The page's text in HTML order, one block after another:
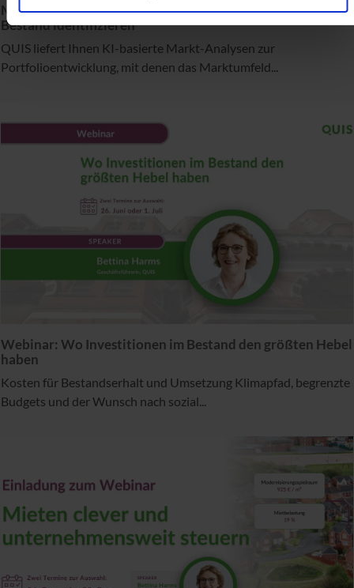
Mietpotenzial jeder Wohnung und für den ganzen
Bestand identifizieren
QUIS liefert Ihnen KI-basierte Markt-Analysen zur
Portfolioentwicklung, mit denen das Marktumfeld...
Webinar: Wo Investitionen im Bestand den größten Hebel
haben
Kosten für Bestandserhalt und Umsetzung Klimapfad, begrenzte
Budgets und der Wunsch nach sozial...